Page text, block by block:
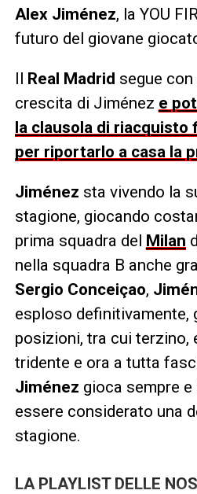
Alex Jiménez, la YOU
futuro del giovane
Il Real Madrid segue
crescita di Jiménez e
la clausola di riacquisto
per riportarlo a casa la
Jiménez sta vivendo la
stagione, giocando
prima squadra del Milan
nella squadra B anche
Sergio Conceiçao,
esploso definitivamente,
posizioni, tra cui terzino,
tridente e ora a tutta
Jiménez gioca sempre e
essere considerato una
stagione.
LA PLAYLIST DELLE